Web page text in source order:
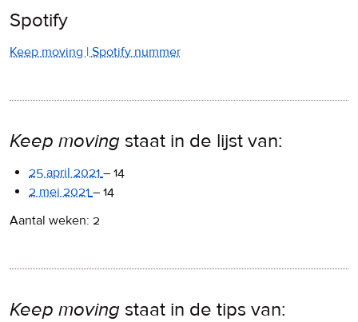
Spotify
Keep moving | Spotify nummer
Keep moving staat in de lijst van:
25 april 2021 – 14
2 mei 2021 – 14
Aantal weken: 2
Keep moving staat in de tips van: